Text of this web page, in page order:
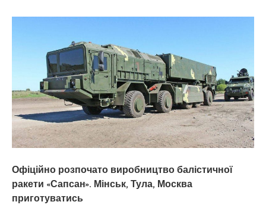
Офіційно розпочато виробництво балістичної
ракети «Сапсан». Мінськ, Тула, Москва
приготуватись